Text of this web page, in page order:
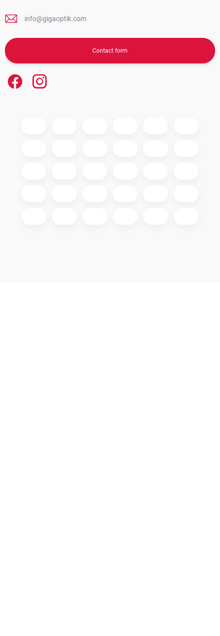
info@gigaoptik.com
Contact form